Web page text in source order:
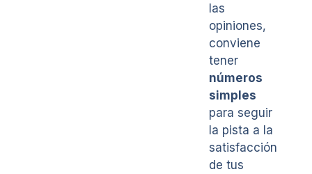
las
opiniones,
conviene
tener
números
simples
para seguir
la pista a la
satisfacción
de tus